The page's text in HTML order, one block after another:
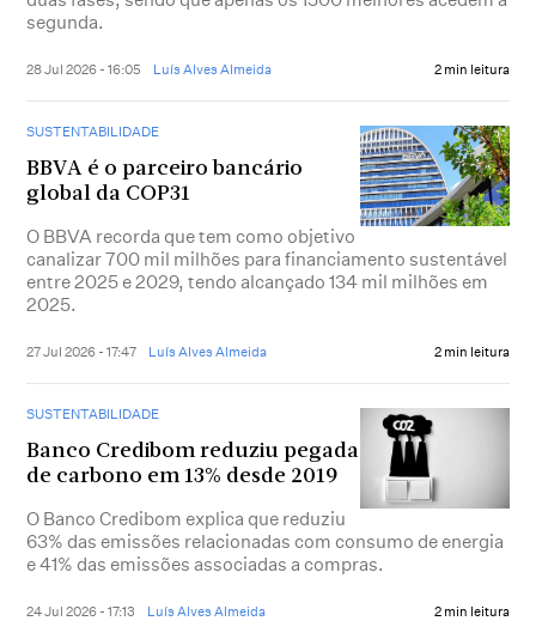
segunda.
28 Jul 2026 - 16:05 Luís Alves Almeida 2 min leitura
SUSTENTABILIDADE
BBVA é o parceiro bancário
global da COP31
O BBVA recorda que tem como objetivo
canalizar 700 mil milhões para financiamento sustentável
entre 2025 e 2029, tendo alcançado 134 mil milhões em
2025.
27 Jul 2026 - 17:47 Luís Alves Almeida 2 min leitura
SUSTENTABILIDADE
Banco Credibom reduziu pegada
de carbono em 13% desde 2019
O Banco Credibom explica que reduziu
63% das emissões relacionadas com consumo de energia
e 41% das emissões associadas a compras.
24 Jul 2026 - 17:13 Luís Alves Almeida 2 min leitura